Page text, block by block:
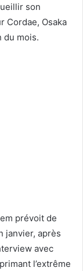
son
Cordae, Osaka
du mois.
prévoit de
janvier, après
avec
l’extrême